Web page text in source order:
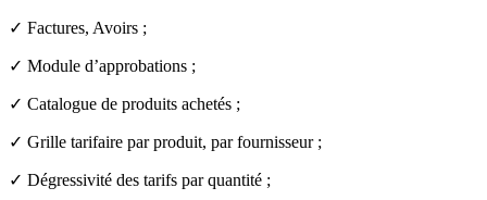
✓ Factures, Avoirs ;
✓ Module d’approbations ;
✓ Catalogue de produits achetés ;
✓ Grille tarifaire par produit, par fournisseur ;
✓ Dégressivité des tarifs par quantité ;